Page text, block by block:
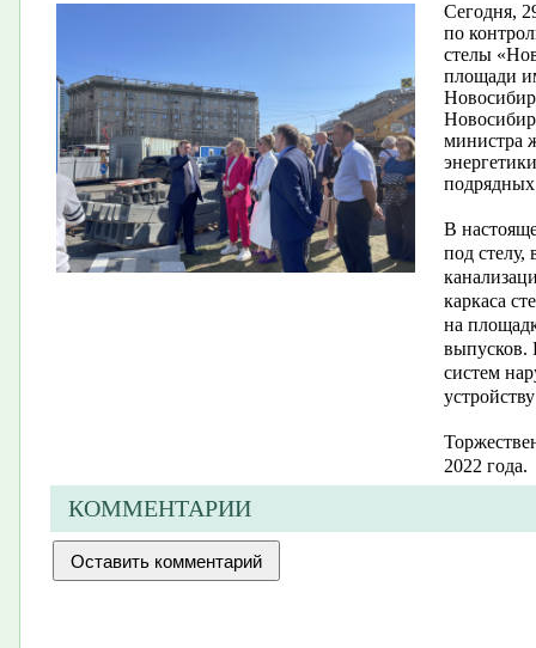
Сегодня,
по
стелы
площади
министра
В
под стелу,
каркаса
на
выпусков.
систем
2022 года.
КОММЕНТАРИИ